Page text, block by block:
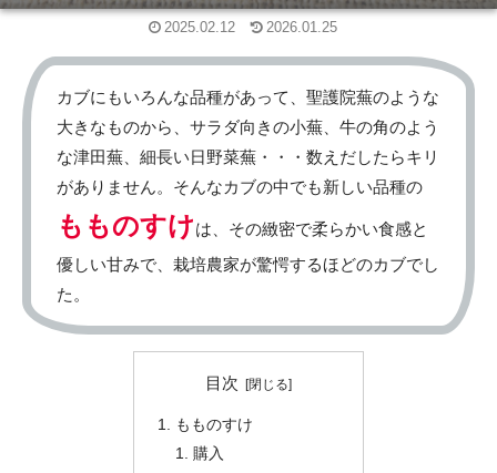
2025.02.12 2026.01.25
カブにもいろんな品種があって、聖護院蕪のような
大きなものから、サラダ向きの小蕪、牛の角のよう
な津田蕪、細長い日野菜蕪・・・数えだしたらキリ
がありません。そんなカブの中でも新しい品種の
もものすけは、その緻密で柔らかい食感と
優しい甘みで、栽培農家が驚愕するほどのカブでし
た。
目次
もものすけ
購入